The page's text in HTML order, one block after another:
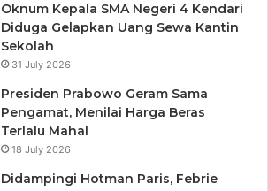
Oknum Kepala SMA Negeri 4 Kendari
Diduga Gelapkan Uang Sewa Kantin
Sekolah
31 July 2026
Presiden Prabowo Geram Sama
Pengamat, Menilai Harga Beras
Terlalu Mahal
18 July 2026
Didampingi Hotman Paris, Febrie